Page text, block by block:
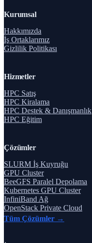
Kurumsal
Hakkımızda
İş Ortaklarımız
Gizlilik Politikası
Hizmetler
HPC Satış
HPC Kiralama
HPC Destek & Danışmanlık
HPC Eğitim
Çözümler
SLURM İş Kuyruğu
GPU Cluster
BeeGFS Paralel Depolama
Kubernetes GPU Cluster
InfiniBand Ağ
OpenStack Private Cloud
Tüm Çözümler →